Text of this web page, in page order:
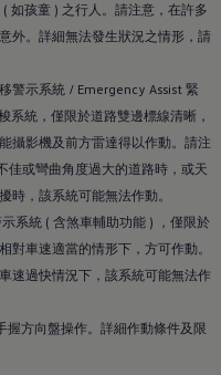
如孩童 ) 之行人。請注意，在許多
外。詳細無法發生狀況之情形，請
警示系統 / Emergency Assist 緊
系統，僅限於道路雙邊標線清晰，
攝影機及前方雷達得以作動。請注
佳或彎曲角度過大的道路時，或天
時，該系統可能無法作動。
系統 ( 含煞車輔助功能 ) ，僅限於
對車速適當的情形下，方可作動。
速過快情況下，該系統可能無法作
方向盤操作。詳細作動條件及限